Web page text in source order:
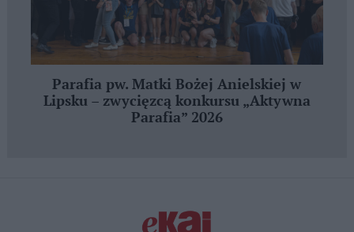
Parafia pw. Matki Bożej Anielskiej w
Lipsku – zwycięzcą konkursu „Aktywna
Parafia” 2026